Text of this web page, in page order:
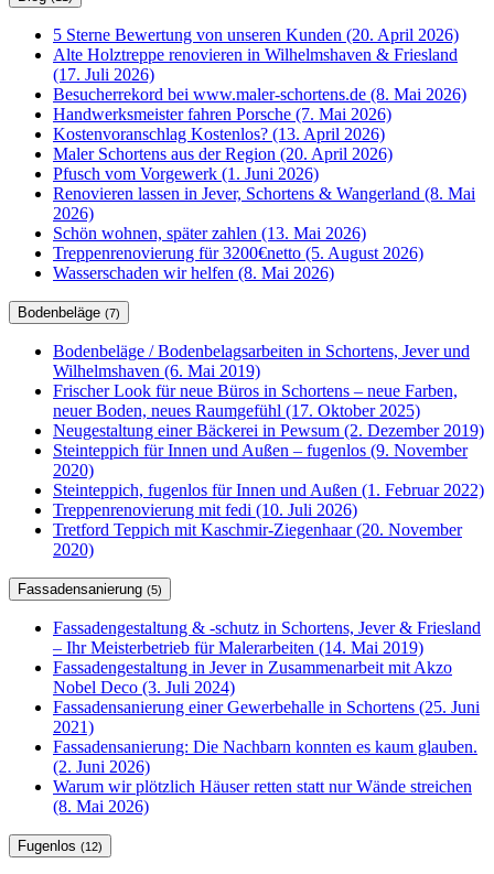
5 Sterne Bewertung von unseren Kunden (20. April 2026)
Alte Holztreppe renovieren in Wilhelmshaven & Friesland
(17. Juli 2026)
Besucherrekord bei www.maler-schortens.de (8. Mai 2026)
Handwerksmeister fahren Porsche (7. Mai 2026)
Kostenvoranschlag Kostenlos? (13. April 2026)
Maler Schortens aus der Region (20. April 2026)
Pfusch vom Vorgewerk (1. Juni 2026)
Renovieren lassen in Jever, Schortens & Wangerland (8. Mai
2026)
Schön wohnen, später zahlen (13. Mai 2026)
Treppenrenovierung für 3200€netto (5. August 2026)
Wasserschaden wir helfen (8. Mai 2026)
Bodenbeläge (7)
Bodenbeläge / Bodenbelagsarbeiten in Schortens, Jever und
Wilhelmshaven (6. Mai 2019)
Frischer Look für neue Büros in Schortens – neue Farben,
neuer Boden, neues Raumgefühl (17. Oktober 2025)
Neugestaltung einer Bäckerei in Pewsum (2. Dezember 2019)
Steinteppich für Innen und Außen – fugenlos (9. November
2020)
Steinteppich, fugenlos für Innen und Außen (1. Februar 2022)
Treppenrenovierung mit fedi (10. Juli 2026)
Tretford Teppich mit Kaschmir-Ziegenhaar (20. November
2020)
Fassadensanierung (5)
Fassadengestaltung & -schutz in Schortens, Jever & Friesland
– Ihr Meisterbetrieb für Malerarbeiten (14. Mai 2019)
Fassadengestaltung in Jever in Zusammenarbeit mit Akzo
Nobel Deco (3. Juli 2024)
Fassadensanierung einer Gewerbehalle in Schortens (25. Juni
2021)
Fassadensanierung: Die Nachbarn konnten es kaum glauben.
(2. Juni 2026)
Warum wir plötzlich Häuser retten statt nur Wände streichen
(8. Mai 2026)
Fugenlos (12)